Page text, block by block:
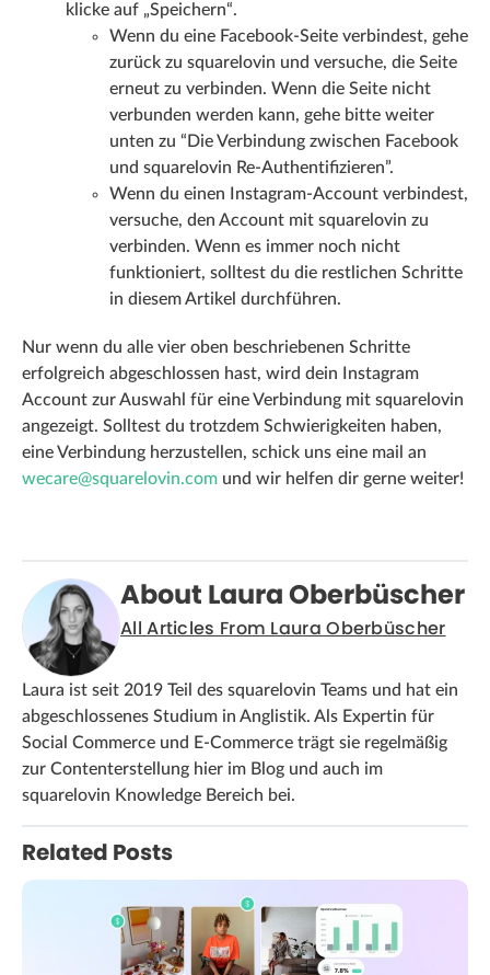
klicke auf „Speichern“.
Wenn du eine Facebook-Seite verbindest, gehe
zurück zu squarelovin und versuche, die Seite
erneut zu verbinden. Wenn die Seite nicht
verbunden werden kann, gehe bitte weiter
unten zu “Die Verbindung zwischen Facebook
und squarelovin Re-Authentifizieren”.
Wenn du einen Instagram-Account verbindest,
versuche, den Account mit squarelovin zu
verbinden. Wenn es immer noch nicht
funktioniert, solltest du die restlichen Schritte
in diesem Artikel durchführen.
Nur wenn du alle vier oben beschriebenen Schritte
erfolgreich abgeschlossen hast, wird dein Instagram
Account zur Auswahl für eine Verbindung mit squarelovin
angezeigt. Solltest du trotzdem Schwierigkeiten haben,
eine Verbindung herzustellen, schick uns eine mail an
wecare@squarelovin.com und wir helfen dir gerne weiter!
About Laura Oberbüscher
All Articles From Laura Oberbüscher
Laura ist seit 2019 Teil des squarelovin Teams und hat ein
abgeschlossenes Studium in Anglistik. Als Expertin für
Social Commerce und E-Commerce trägt sie regelmäßig
zur Contenterstellung hier im Blog und auch im
squarelovin Knowledge Bereich bei.
Related Posts